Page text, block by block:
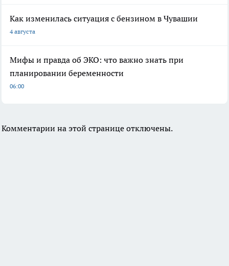
Как изменилась ситуация с бензином в Чувашии
4 августа
Мифы и правда об ЭКО: что важно знать при
планировании беременности
06:00
Комментарии на этой странице отключены.